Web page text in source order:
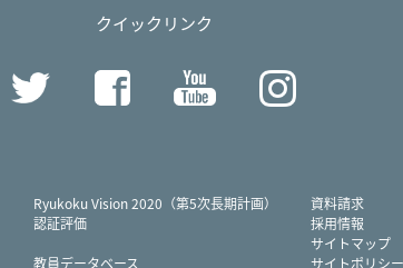
クイックリンク
Twitter FacebookYouTube
Ryukoku Vision 2020（第5次長期計画）
認証評価
教員データベース
資料請求
採用情報
サイトマップ
サイトポリシー